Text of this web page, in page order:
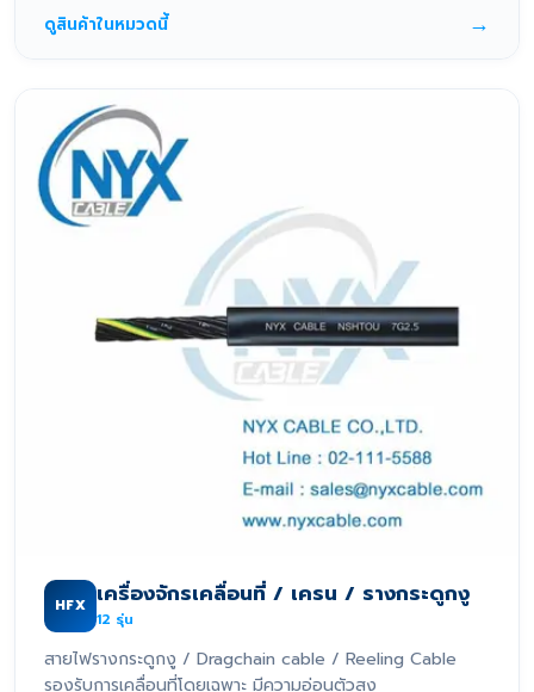
ดูสินค้าในหมวดนี้ →
HFX เครื่องจักรเคลื่อนที่ / เครน / รางกระดูกงู
12 รุ่น
สายไฟรางกระดูกงู / Dragchain cable / Reeling Cable
รองรับการเคลื่อนที่โดยเฉพาะ มีความอ่อนตัวสูง